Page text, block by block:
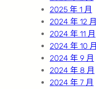
2025 年 1 月
2024 年 12 月
2024 年 11 月
2024 年 10 月
2024 年 9 月
2024 年 8 月
2024 年 7 月